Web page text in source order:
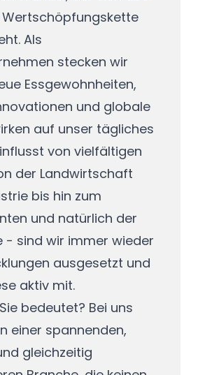
Als
stecken wir
Essgewohnheiten,
und globale
auf unser tägliches
von vielfältigen
der Landwirtschaft
bis hin zum
und natürlich der
- sind wir immer wieder
ausgesetzt und
aktiv mit.
bedeutet? Bei uns
einer spannenden,
gleichzeitig